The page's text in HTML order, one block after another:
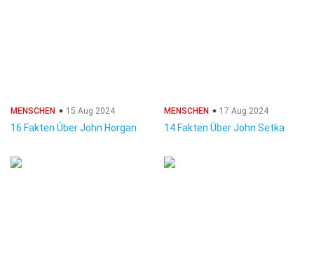
MENSCHEN 15 Aug 2024
16 Fakten Über John Horgan
MENSCHEN 17 Aug 2024
14 Fakten Über John Setka